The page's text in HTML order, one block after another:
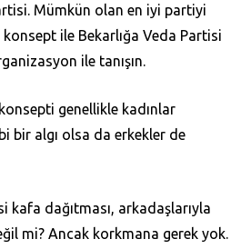
Mümkün olan en iyi partiyi
ile Bekarlığa Veda Partisi
ile tanışın.
genellikle kadınlar
bir algı olsa da erkekler de
kafa dağıtması, arkadaşlarıyla
mi? Ancak korkmana gerek yok.